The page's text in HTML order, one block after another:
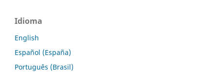
Idioma
English
Español (España)
Português (Brasil)